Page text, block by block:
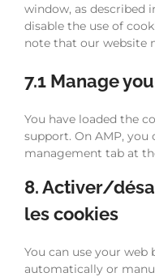
window, as described
disable the use of
note that our website
7.1 Manage
You have loaded the
support. On AMP, you
management tab at
8. Activer/
les cookies
You can use your
automatically or